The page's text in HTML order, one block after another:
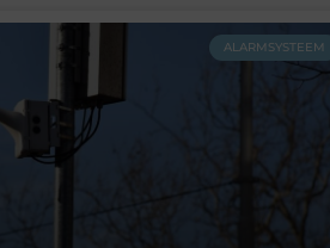
ALARMSYSTEEM